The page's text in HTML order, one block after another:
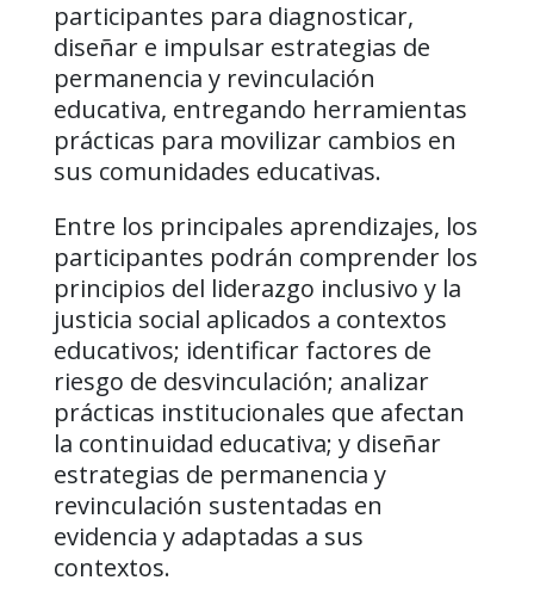
participantes para diagnosticar,
diseñar e impulsar estrategias de
permanencia y revinculación
educativa, entregando herramientas
prácticas para movilizar cambios en
sus comunidades educativas.
Entre los principales aprendizajes, los
participantes podrán comprender los
principios del liderazgo inclusivo y la
justicia social aplicados a contextos
educativos; identificar factores de
riesgo de desvinculación; analizar
prácticas institucionales que afectan
la continuidad educativa; y diseñar
estrategias de permanencia y
revinculación sustentadas en
evidencia y adaptadas a sus
contextos.